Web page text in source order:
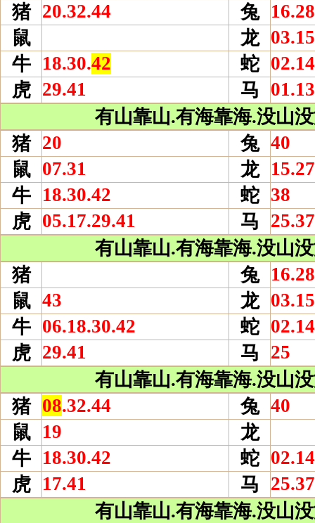
猪 20.32.44 兔
鼠
龙
牛
18.30.42 蛇
虎 29.41 马
有山靠山.有海靠海.没山
猪 20 兔 40
鼠 07.31 龙
牛
18.30.42 蛇 38
虎 05.17.29.41 马
有山靠山.有海靠海.没山
猪
兔
16.28
鼠 43 龙 03.15
牛 06.18.30.42 蛇
虎 29.41 马
25
有山靠山.有海靠海.没山
猪 08.32.44 兔 40
鼠
19
龙
牛
18.30.42 蛇
虎
17.41 马
有山靠山.有海靠海.没山